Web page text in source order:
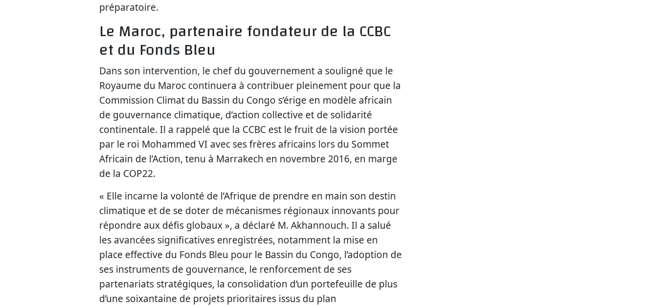
préparatoire.
Le Maroc, partenaire fondateur de la CCBC
et du Fonds Bleu
Dans son intervention, le chef du gouvernement a souligné que le
Royaume du Maroc continuera à contribuer pleinement pour que la
Commission Climat du Bassin du Congo s’érige en modèle africain
de gouvernance climatique, d’action collective et de solidarité
continentale. Il a rappelé que la CCBC est le fruit de la vision portée
par le roi Mohammed VI avec ses frères africains lors du Sommet
Africain de l’Action, tenu à Marrakech en novembre 2016, en marge
de la COP22.
« Elle incarne la volonté de l’Afrique de prendre en main son destin
climatique et de se doter de mécanismes régionaux innovants pour
répondre aux défis globaux », a déclaré M. Akhannouch. Il a salué
les avancées significatives enregistrées, notamment la mise en
place effective du Fonds Bleu pour le Bassin du Congo, l’adoption de
ses instruments de gouvernance, le renforcement de ses
partenariats stratégiques, la consolidation d’un portefeuille de plus
d’une soixantaine de projets prioritaires issus du plan